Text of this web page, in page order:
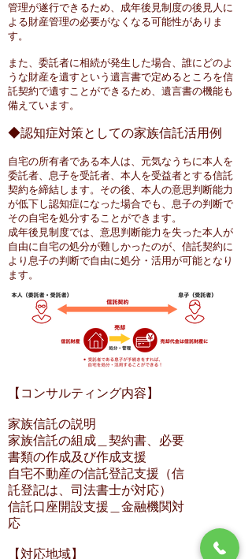
管理が遂行できるため、成年後見制度の後見人に
よる財産管理の必要がなくなる可能性がありま
す。
また、委託者に相続が発生した場合、誰にどのよ
うな財産を遺すという遺言書で定めるところを信
託契約で遺すことができるため、遺言書の機能も
備えています。
◆認知症対策としての家族信託活用例
自宅の所有者である本人は、元気なうちに本人を
委託者、息子を受託者、本人を受益者とする信託
契約を締結します。その後、本人の意思判断能力
が低下し認知症になった場合でも、息子の判断で
その自宅を処分することができます。
成年後見制度では、意思判断能力を失った本人が
自由に自宅の処分が難しかったのが、信託契約に
より息子の判断で自由に処分・活用が可能となり
ます。
【コンサルティング内容】
家族信託の説明
家族信託の組成＿契約書、必要
書類の作成及び作成支援
自宅不動産の信託登記支援（信
託登記は、司法書士が対応）
信託口座開設支援＿金融機関対
応
【対応地域】